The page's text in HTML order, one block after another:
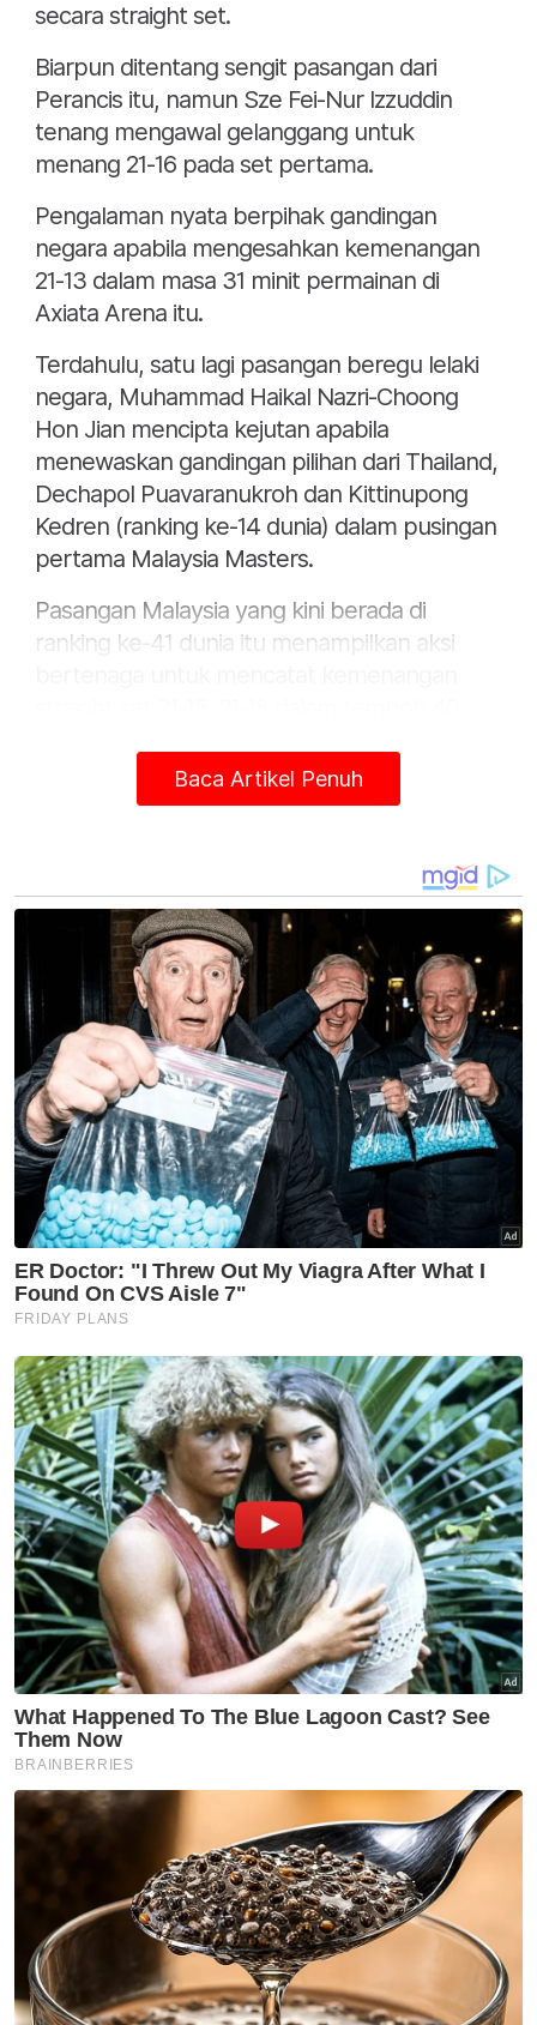
secara straight set.
Biarpun ditentang sengit pasangan dari
Perancis itu, namun Sze Fei-Nur Izzuddin
tenang mengawal gelanggang untuk
menang 21-16 pada set pertama.
Pengalaman nyata berpihak gandingan
negara apabila mengesahkan kemenangan
21-13 dalam masa 31 minit permainan di
Axiata Arena itu.
Terdahulu, satu lagi pasangan beregu lelaki
negara, Muhammad Haikal Nazri-Choong
Hon Jian mencipta kejutan apabila
menewaskan gandingan pilihan dari Thailand,
Dechapol Puavaranukroh dan Kittinupong
Kedren (ranking ke-14 dunia) dalam pusingan
pertama Malaysia Masters.
Pasangan Malaysia yang kini berada di
ranking ke-41 dunia itu menampilkan aksi
Lebih manis, kemenangan ini amat bermakna
buat Haikal yang baru sahaja kembali beraksi
selepas berehat panjang akibat kecederaan
koyak otot i bahagian pinggul kanan sejak
Disember lalu.
Sebelum ini, Haikal-Hon Jian yang berlatih di
'Naga Api' tersingkir seawal pusingan
pertama di Terbuka Taiwan dan Terbuka
Thailand.
Sebagai rekod, ini adalah kali pertama Haikal-
Hon Jian menentang Dechapol-Kittinupong
yang mara sehingga ke separuh akhir
Terbuka Thailand pada minggu lalu.
Artikel Berkaitan:
Masters Malaysia: Sze Fei-Nur Izzuddin ke separuh
akhir
TPM ucap tahniah kepada Sze Fei-Nur Izzuddin
Nur Izzuddin-Sze Fei juara Terbuka India
Muat turun aplikasi Sinar Harian.Klik di sini!
Sukan
Badminton
Baca Artikel Penuh